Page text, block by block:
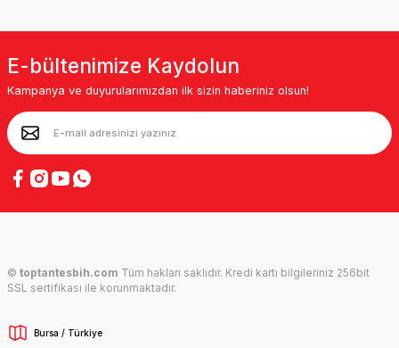
E-bültenimize Kaydolun
Kampanya ve duyurularımızdan ilk sizin haberiniz olsun!
© toptantesbih.com Tüm hakları saklıdır. Kredi kartı bilgileriniz 256bit
SSL sertifikası ile korunmaktadır.
Bursa / Türkiye